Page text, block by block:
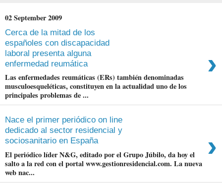
02 September 2009
Cerca de la mitad de los
españoles con discapacidad
laboral presenta alguna
enfermedad reumática
›
Las enfermedades reumáticas (ERs) también denominadas
musculoesqueléticas, constituyen en la actualidad uno de los
principales problemas de ...
Nace el primer periódico on line
dedicado al sector residencial y
sociosanitario en España
›
El periódico líder N&G, editado por el Grupo Júbilo, da hoy el
salto a la red con el portal www.gestionresidencial.com. La nueva
web nac...